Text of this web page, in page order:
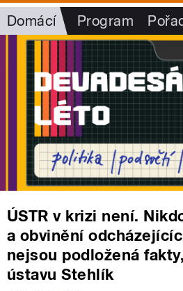
Domácí Program
ÚSTR v krizi není.
a obvinění
nejsou podložená
ústavu Stehlík